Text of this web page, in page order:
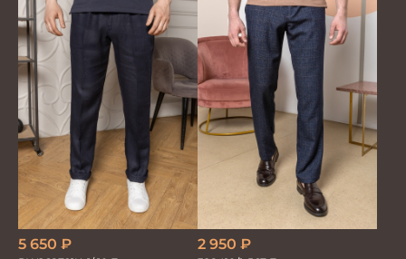
5 650 ₽ 2 950 ₽